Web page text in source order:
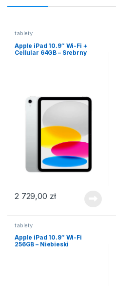
tablety
Apple iPad 10.9″ Wi-Fi +
Cellular 64GB – Srebrny
2 729,00 zł
tablety
Apple iPad 10.9″ Wi-Fi
256GB – Niebieski